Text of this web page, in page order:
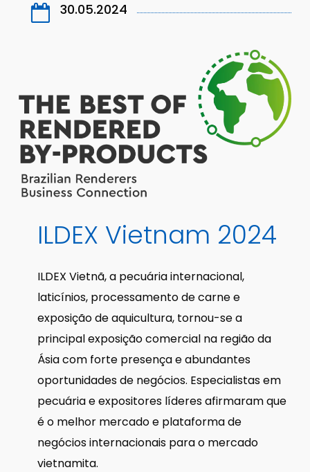
30.05.2024
ILDEX Vietnam 2024
ILDEX Vietnã, a pecuária internacional,
laticínios, processamento de carne e
exposição de aquicultura, tornou-se a
principal exposição comercial na região da
Ásia com forte presença e abundantes
oportunidades de negócios. Especialistas em
pecuária e expositores líderes afirmaram que
é o melhor mercado e plataforma de
negócios internacionais para o mercado
vietnamita.